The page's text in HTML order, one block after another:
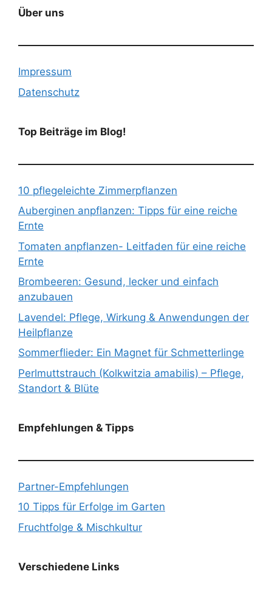
Über uns
Impressum
Datenschutz
Top Beiträge im Blog!
10 pflegeleichte Zimmerpflanzen
Auberginen anpflanzen: Tipps für eine reiche
Ernte
Tomaten anpflanzen- Leitfaden für eine reiche
Ernte
Brombeeren: Gesund, lecker und einfach
anzubauen
Lavendel: Pflege, Wirkung & Anwendungen der
Heilpflanze
Sommerflieder: Ein Magnet für Schmetterlinge
Perlmuttstrauch (Kolkwitzia amabilis) – Pflege,
Standort & Blüte
Empfehlungen & Tipps
Partner-Empfehlungen
10 Tipps für Erfolge im Garten
Fruchtfolge & Mischkultur
Verschiedene Links